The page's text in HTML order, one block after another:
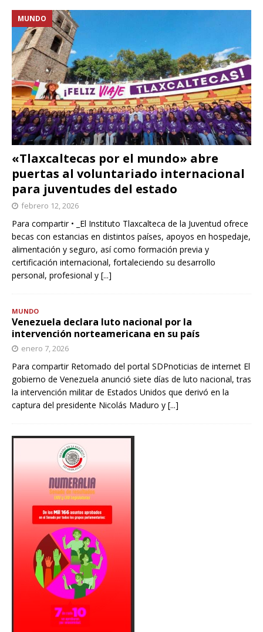
«Tlaxcaltecas por el mundo» abre
puertas al voluntariado internacional
para juventudes del estado
MUNDO
febrero 12, 2026
Para compartir • _El Instituto Tlaxcalteca de la Juventud ofrece
becas con estancias en distintos países, apoyos en hospedaje,
alimentación y seguro, así como formación previa y
certificación internacional, fortaleciendo su desarrollo
personal, profesional y [...]
MUNDO
Venezuela declara luto nacional por la
intervención norteamericana en su país
enero 7, 2026
Para compartir Retomado del portal SDPnoticias de internet El
gobierno de Venezuela anunció siete días de luto nacional, tras
la intervención militar de Estados Unidos que derivó en la
captura del presidente Nicolás Maduro y [...]